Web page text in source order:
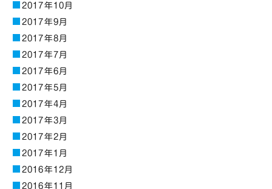
2017年10月
2017年9月
2017年8月
2017年7月
2017年6月
2017年5月
2017年4月
2017年3月
2017年2月
2017年1月
2016年12月
2016年11月